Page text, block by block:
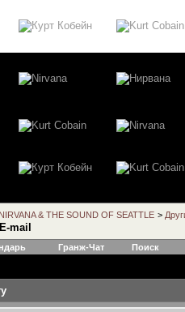
NIRVANA & THE SOUND OF SEATTLE >
mail
Гранж-Чат Поиск